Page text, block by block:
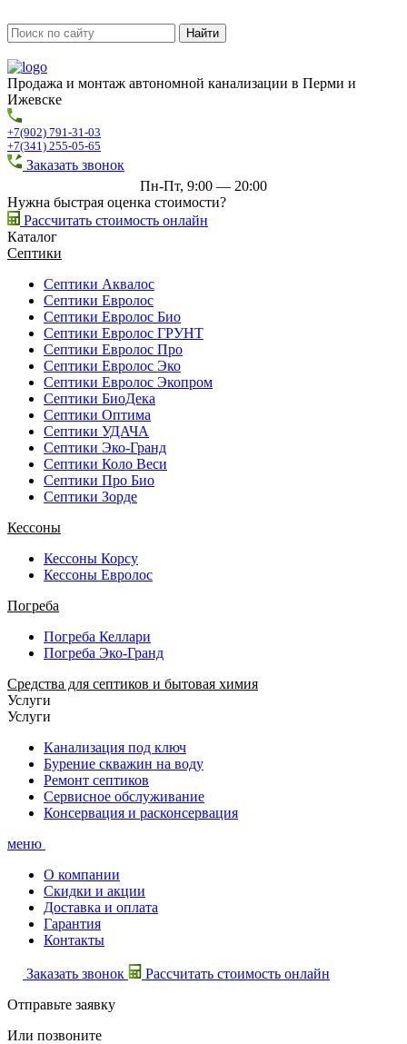
Продажа и монтаж автономной канализации в Перми и
Ижевске
+7(902) 791-31-03
+7(341) 255-05-65
Заказать звонок
Пн-Пт, 9:00 — 20:00
Нужна быстрая оценка стоимости?
Рассчитать стоимость онлайн
Каталог
Септики
Септики Аквалос
Септики Евролос
Септики Евролос Био
Септики Евролос ГРУНТ
Септики Евролос Про
Септики Евролос Эко
Септики Евролос Экопром
Септики БиоДека
Септики Оптима
Септики УДАЧА
Септики Эко-Гранд
Септики Коло Веси
Септики Про Био
Септики Зорде
Кессоны
Кессоны Корсу
Кессоны Евролос
Погреба
Погреба Келлари
Погреба Эко-Гранд
Средства для септиков и бытовая химия
Услуги
Услуги
Канализация под ключ
Бурение скважин на воду
Ремонт септиков
Сервисное обслуживание
Консервация и расконсервация
меню
О компании
Скидки и акции
Доставка и оплата
Гарантия
Контакты
Заказать звонок
Рассчитать стоимость онлайн
Отправьте заявку
Или позвоните